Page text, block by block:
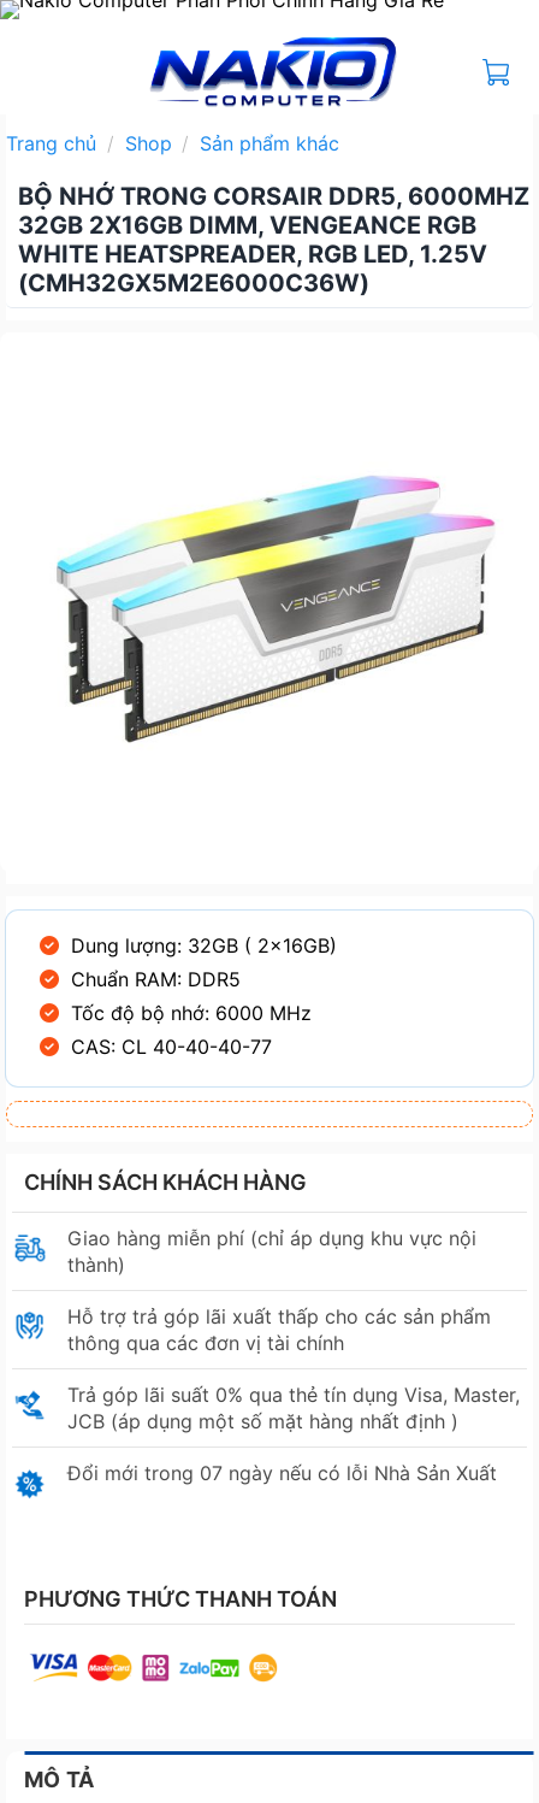
Bỏ
Trang chủ / Shop / Sản phẩm khác
BỘ NHỚ TRONG CORSAIR DDR5, 6000MHZ
32GB 2X16GB DIMM, VENGEANCE RGB
WHITE HEATSPREADER, RGB LED, 1.25V
(CMH32GX5M2E6000C36W)
Dung lượng: 32GB ( 2x16GB)
Chuẩn RAM: DDR5
Tốc độ bộ nhớ: 6000 MHz
CAS: CL 40-40-40-77
CHÍNH SÁCH KHÁCH HÀNG
Giao hàng miễn phí (chỉ áp dụng khu vực nội
thành)
Hỗ trợ trả góp lãi xuất thấp cho các sản phẩm
thông qua các đơn vị tài chính
Trả góp lãi suất 0% qua thẻ tín dụng Visa, Master,
JCB (áp dụng một số mặt hàng nhất định )
Đổi mới trong 07 ngày nếu có lỗi Nhà Sản Xuất
PHƯƠNG THỨC THANH TOÁN
MÔ TẢ